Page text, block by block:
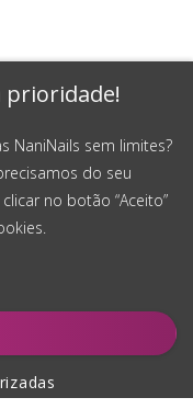
prioridade!
NaniNails sem limites?
do seu
no botão “Aceito”